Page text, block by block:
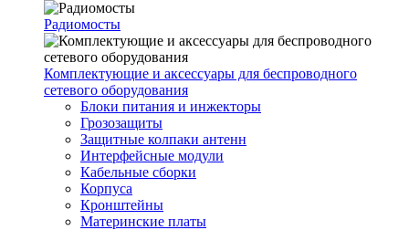
Радиомосты
Комплектующие и аксессуары для беспроводного
сетевого оборудования
Блоки питания и инжекторы
Грозозащиты
Защитные колпаки антенн
Интерфейсные модули
Кабельные сборки
Корпуса
Кронштейны
Материнские платы